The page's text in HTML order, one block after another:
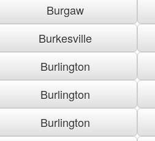
Burgaw
Burkesville
Burlington
Burlington
Burlington